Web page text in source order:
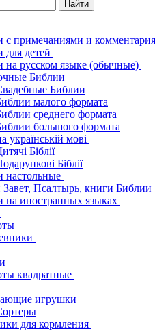
с примечаниями и
для детей
на русском языке (обычные)
Библии
Библии
малого формата
среднего формата
большого формата
українській мові
Біблії
Біблії
настольные
Псалтырь, книги Библии
на иностранных языках
квадратные
игрушки
для кормления